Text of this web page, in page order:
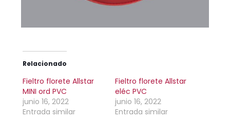
Relacionado
Fieltro florete Allstar
MINI ord PVC
junio 16, 2022
Entrada similar
Fieltro florete Allstar
eléc PVC
junio 16, 2022
Entrada similar